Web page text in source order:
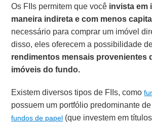
Os FIIs permitem que você invista em
maneira indireta e com menos
necessário para comprar um imóvel
disso, eles oferecem a possibilidade
rendimentos mensais provenientes
imóveis do fundo.
Existem diversos tipos de FIIs, como
possuem um portfólio predominante
fundos de papel (que investem em